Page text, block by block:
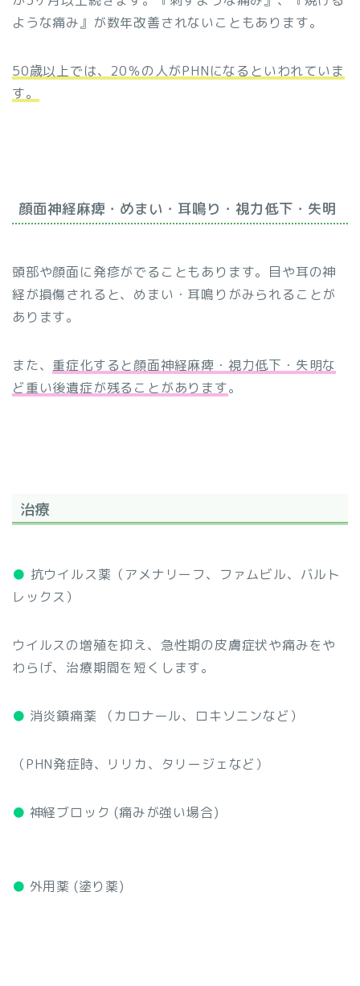
ような痛み』が数年改善されないこともあります。
50歳以上では、20％の人がPHNになるといわれていま
す。
顔面神経麻痺・めまい・耳鳴り・視力低下・失明
頭部や顔面に発疹がでることもあります。目や耳の神
経が損傷されると、めまい・耳鳴りがみられることが
あります。
また、 重症化すると顔面神経麻痺・視力低下・失明な
ど重い後遺症が残ることがあります。
治療
● 抗ウイルス薬（アメナリーフ、ファムビル、バルト
レックス）
ウイルスの増殖を抑え、急性期の皮膚症状や痛みをや
わらげ、治療期間を短くします。
● 消炎鎮痛薬 （カロナール、ロキソニンなど）
（PHN発症時、リリカ、タリージェなど）
● 神経ブロック (痛みが強い場合)
● 外用薬 (塗り薬)